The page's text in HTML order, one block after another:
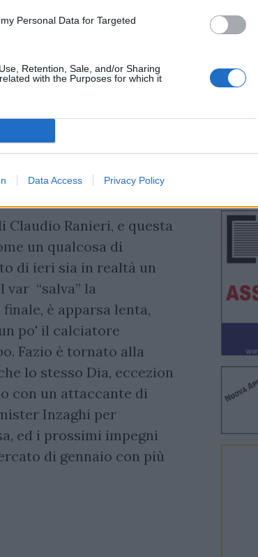
Personal Data for Targeted
Retention, Sale, and/or Sharing
with the Purposes for which it
Data Access Privacy Policy
Ranieri, e questa
un qualcosa di
di ieri sia in realtà un
var “salva” la
è apparsa lenta,
po' il calciatore
Fazio è tornato alla
lo stesso Dia, eccezion
con un attaccante di
Inzaghi per
ed i prossimi impegni
di gennaio con più